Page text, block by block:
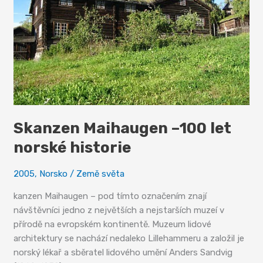
Skanzen Maihaugen –100 let
norské historie
2005, Norsko / Země světa
kanzen Maihaugen – pod tímto označením znají
návštěvníci jedno z největších a nejstarších muzeí v
přírodě na evropském kontinentě. Muzeum lidové
architektury se nachází nedaleko Lillehammeru a založil je
norský lékař a sběratel lidového umění Anders Sandvig